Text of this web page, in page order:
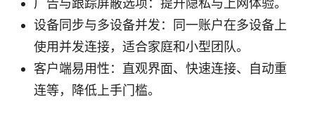
设备同步与多设备并发：同一账户在多设备上
使用并发连接，适合家庭和小型团队。
客户端易用性：直观界面、快速连接、自动重
连等，降低上手门槛。